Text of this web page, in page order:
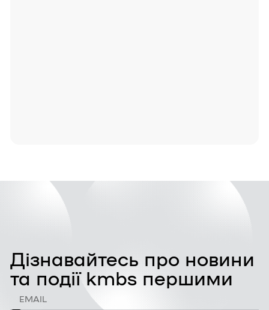
Дізнавайтесь про новини
та події kmbs першими